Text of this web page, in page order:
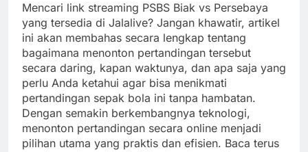
Mencari link streaming PSBS Biak vs Persebaya
yang tersedia di Jalalive? Jangan khawatir, artikel
ini akan membahas secara lengkap tentang
bagaimana menonton pertandingan tersebut
secara daring, kapan waktunya, dan apa saja yang
perlu Anda ketahui agar bisa menikmati
pertandingan sepak bola ini tanpa hambatan.
Dengan semakin berkembangnya teknologi,
menonton pertandingan secara online menjadi
pilihan utama yang praktis dan efisien. Baca terus